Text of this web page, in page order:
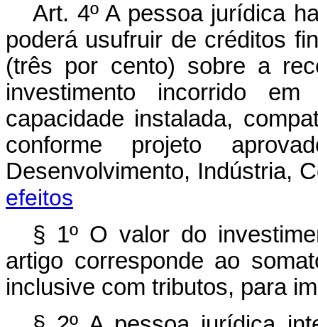
Art. 4º A pessoa jurídica
poderá usufruir de créditos
(três por cento) sobre a
investimento incorrido
capacidade instalada,
conforme projeto
Desenvolvimento,
efeitos
§ 1º O valor do
artigo corresponde ao
inclusive com tributos, para